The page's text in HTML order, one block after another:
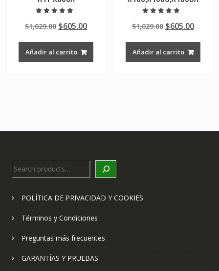
5.00
de 5
$1,029.00 Original
was:
$1,029.00.
$605.00Current
Añadir al carrito
5.00
de 5
$1,029.00 Original
was:
$1,029.00.
$605.00
Añadir al carrito
Search
POLÍTICA DE PRIVACIDAD Y COOKIES
Términos y Condiciones
Preguntas más frecuentes
GARANTÍAS Y PRUEBAS